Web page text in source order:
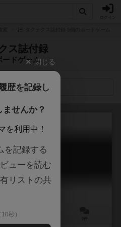
ス誌付録
ードゲーム
メニュー
ゴの戦い
14 June 1800
閉じる
歴を記録し
せんか？
を利用中！
を記録する
ューを読む
リストの共
秒）